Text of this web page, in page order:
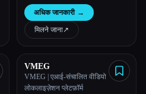
AI वीडियो ट्रांसलेटर
अधिक जानकारी →
मिलने जाना↗︎
VMEG
VMEG | एआई-संचालित वीडियो
लोकलाइज़ेशन प्लेटफ़ॉर्म